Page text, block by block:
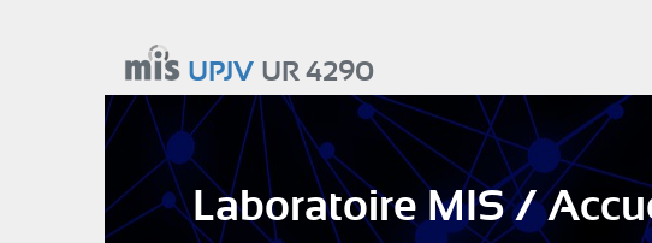
UPJVUR 4290
Laboratoire MIS /